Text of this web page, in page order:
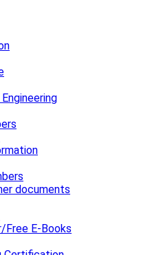
documents
Free E-Books